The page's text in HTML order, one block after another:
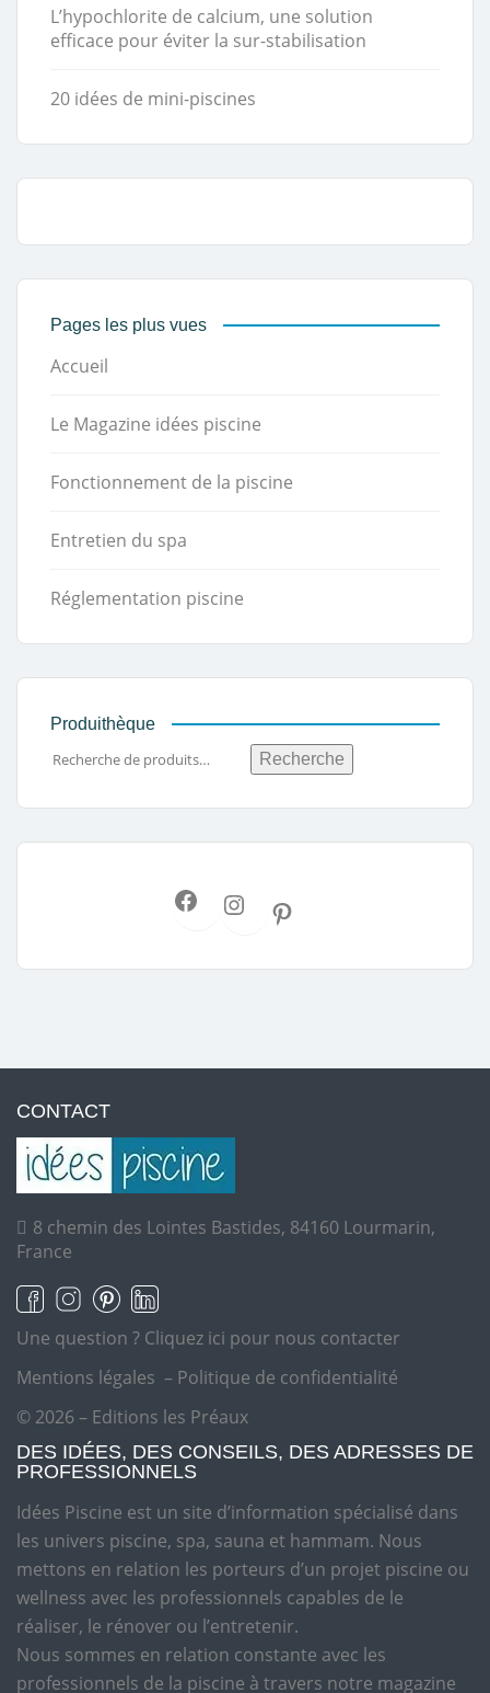
L’hypochlorite de calcium, une solution
efficace pour éviter la sur-stabilisation
20 idées de mini-piscines
Pages les plus vues
Accueil
Le Magazine idées piscine
Fonctionnement de la piscine
Entretien du spa
Réglementation piscine
Produithèque
Recherche
CONTACT
8 chemin des Lointes Bastides, 84160 Lourmarin,
France
Une question ? Cliquez ici pour nous contacter
Mentions légales – Politique de confidentialité
© 2026 – Editions les Préaux
DES IDÉES, DES CONSEILS, DES ADRESSES DE
PROFESSIONNELS
Idées Piscine est un site d’information spécialisé dans
les univers piscine, spa, sauna et hammam. Nous
mettons en relation les porteurs d’un projet piscine ou
wellness avec les professionnels capables de le
réaliser, le rénover ou l’entretenir.
Nous sommes en relation constante avec les
professionnels de la piscine à travers notre magazine